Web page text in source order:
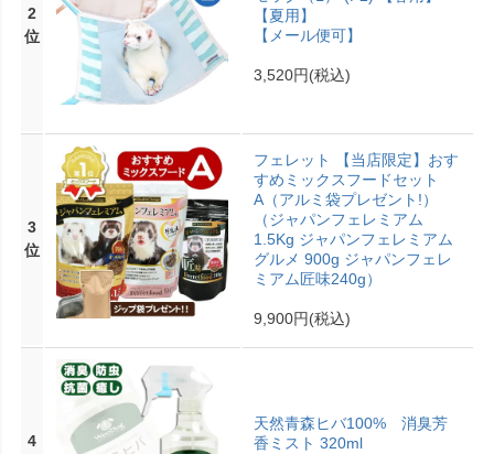
2
位
【夏用】
【メール便可】
3,520円(税込)
3
位
フェレット 【当店限定】おす
すめミックスフードセット
A（アルミ袋プレゼント!）
（ジャパンフェレミアム
1.5Kg ジャパンフェレミアム
グルメ 900g ジャパンフェレ
ミアム匠味240g）
9,900円(税込)
4
天然青森ヒバ100% 消臭芳
香ミスト 320ml